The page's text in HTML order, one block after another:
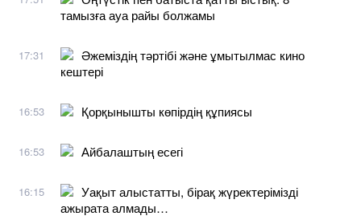
тамызға ауа райы болжамы
17:31
Әжеміздің тәртібі және ұмытылмас кино
кештері
16:53 Қорқынышты көпірдің құпиясы
16:53 Айбалаштың есегі
16:15
Уақыт алыстатты, бірақ жүректерімізді
ажырата алмады…